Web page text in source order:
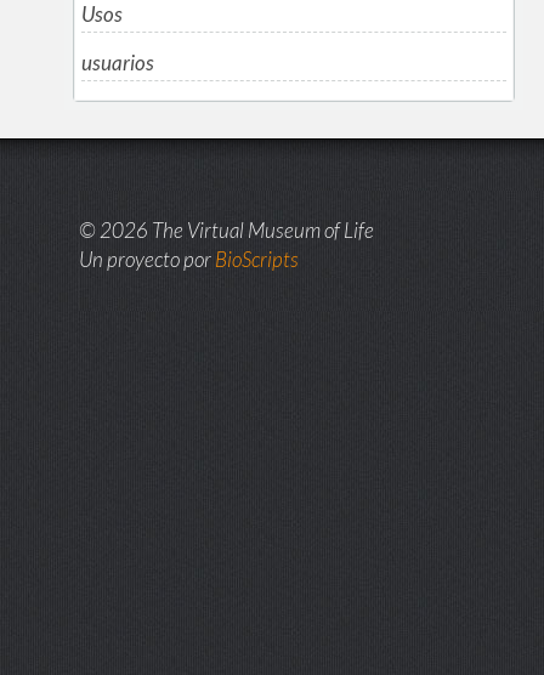
Usos
usuarios
© 2026 The Virtual Museum of Life
Un proyecto porBioScripts